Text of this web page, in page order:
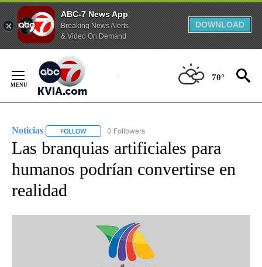
ABC-7 News App
Breaking News Alerts
& Video On Demand
DOWNLOAD
Content
70°
Noticias FOLLOW FOLLOW "NOTICIAS" TO RECEIVE NOTIFICATIONS
0 Followers
Las branquias artificiales para
humanos podrían convertirse en
realidad